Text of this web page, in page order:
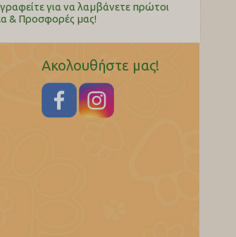
για να λαμβάνετε πρώτοι
& Προσφορές μας!
Ακολουθήστε μας!